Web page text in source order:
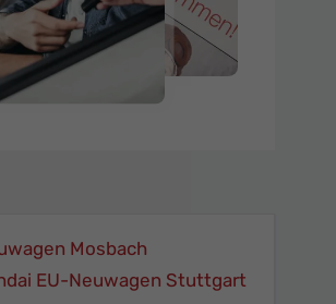
Mosbach
EU-Neuwagen Stuttgart